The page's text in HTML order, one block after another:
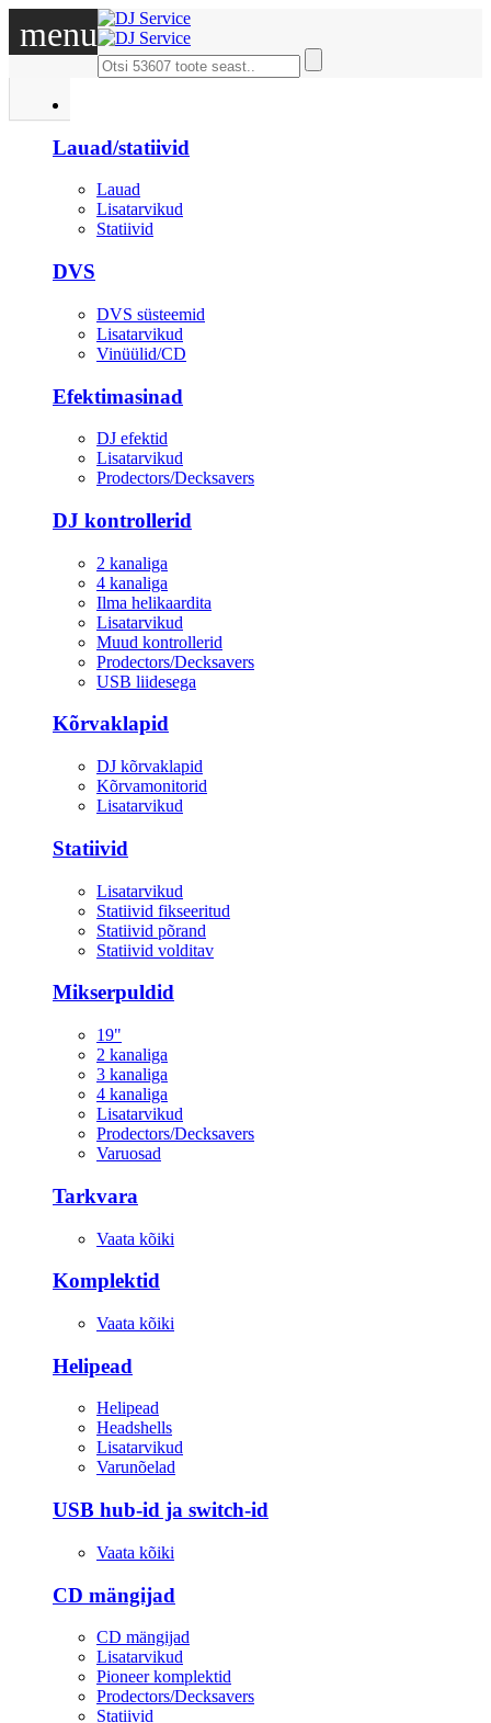
menu
Lauad/statiivid
Lauad
Lisatarvikud
Statiivid
DVS
DVS süsteemid
Lisatarvikud
Vinüülid/CD
Efektimasinad
DJ efektid
Lisatarvikud
Prodectors/Decksavers
DJ kontrollerid
2 kanaliga
4 kanaliga
Ilma helikaardita
Lisatarvikud
Muud kontrollerid
Prodectors/Decksavers
USB liidesega
Kõrvaklapid
DJ kõrvaklapid
Kõrvamonitorid
Lisatarvikud
Statiivid
Lisatarvikud
Statiivid fikseeritud
Statiivid põrand
Statiivid volditav
Mikserpuldid
19"
2 kanaliga
3 kanaliga
4 kanaliga
Lisatarvikud
Prodectors/Decksavers
Varuosad
Tarkvara
Vaata kõiki
Komplektid
Vaata kõiki
Helipead
Helipead
Headshells
Lisatarvikud
Varunõelad
USB hub-id ja switch-id
Vaata kõiki
CD mängijad
CD mängijad
Lisatarvikud
Pioneer komplektid
Prodectors/Decksavers
Statiivid